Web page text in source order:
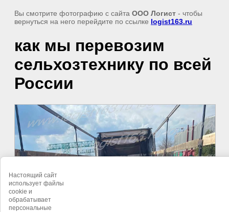
Вы смотрите фотографию с сайта ООО Логист - чтобы
вернуться на него перейдите по ссылке logist163.ru
как мы перевозим
сельхозтехнику по всей
России
Настоящий сайт
использует файлы
cookie и
обрабатывает
персональные